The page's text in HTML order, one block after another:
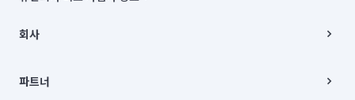
00019 |
주소 | 본사: 서울특별시 종로구 율곡로 6(중학동, 트윈트리빌딩) B동 5층
컨택센터 : 서울특별시 종로구 수송동 율곡로 24, 7층, 8층 미소
회사
채용
파트너